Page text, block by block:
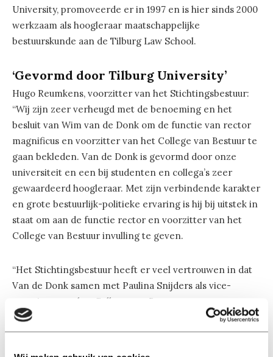
University, promoveerde er in 1997 en is hier sinds 2000
werkzaam als hoogleraar maatschappelijke
bestuurskunde aan de Tilburg Law School.
‘Gevormd door Tilburg University’
Hugo Reumkens, voorzitter van het Stichtingsbestuur:
“Wij zijn zeer verheugd met de benoeming en het
besluit van Wim van de Donk om de functie van rector
magnificus en voorzitter van het College van Bestuur te
gaan bekleden. Van de Donk is gevormd door onze
universiteit en een bij studenten en collega’s zeer
gewaardeerd hoogleraar. Met zijn verbindende karakter
en grote bestuurlijk-politieke ervaring is hij bij uitstek in
staat om aan de functie rector en voorzitter van het
College van Bestuur invulling te geven.
“Het Stichtingsbestuur heeft er veel vertrouwen in dat
Van de Donk samen met Paulina Snijders als vice-
voorzitter van het College van Bestuur en een nog te
benoemen vice-rector de huidige strategie van Tilburg
University succesvol kan voortzetten en de verbinding